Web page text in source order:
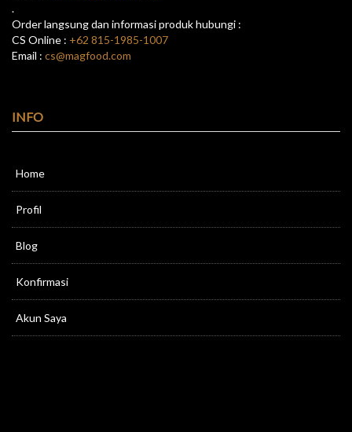
.
Order langsung dan informasi produk hubungi :
CS Online : +62 815-1985-1007
Email : cs@magfood.com
INFO
Home
Profil
Blog
Konfirmasi
Akun Saya